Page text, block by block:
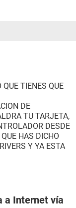
QUE TIENES QUE
DE
TU TARJETA,
DESDE
HAS DICHO
Y YA ESTA
a Internet vía